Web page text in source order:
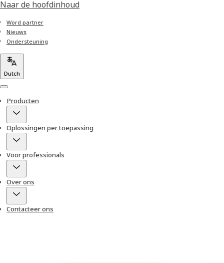
Naar de hoofdinhoud
Word partner
Nieuws
Ondersteuning
Dutch
Menu
Producten
Oplossingen per toepassing
Voor professionals
Over ons
Contacteer ons